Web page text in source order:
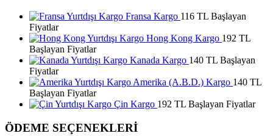
Fransa Kargo 116 TL Başlayan
Fiyatlar
Hong Kong Kargo 192 TL
Başlayan Fiyatlar
Kanada Kargo 140 TL Başlayan
Fiyatlar
Amerika (A.B.D.) Kargo 140 TL
Başlayan Fiyatlar
Çin Kargo 192 TL Başlayan Fiyatlar
ÖDEME SEÇENEKLERİ